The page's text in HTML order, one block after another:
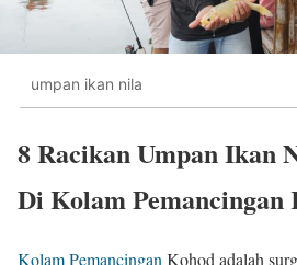
umpan ikan nila
8 Racikan Umpan Ikan
Di Kolam Pemancingan
Kolam Pemancingan Kohod adalah